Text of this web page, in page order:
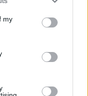
You may click to
third-party tags to
in below Google
my
nagyon erős a
jól ír és beszél.
lehetőség lenne a